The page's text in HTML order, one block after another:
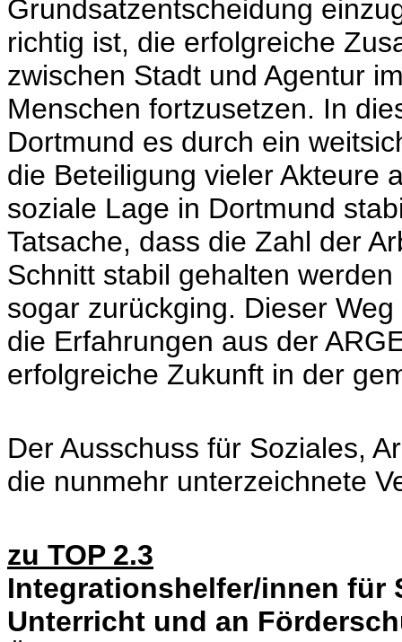
Grundsatzentscheidung
richtig ist, die erfolgreiche
zwischen Stadt und Agentur
Menschen fortzusetzen. In
Dortmund es durch ein
die Beteiligung vieler Akteure
soziale Lage in Dortmund
Tatsache, dass die Zahl der
Schnitt stabil gehalten
sogar zurückging. Dieser
die Erfahrungen aus der
erfolgreiche Zukunft in der
Der Ausschuss für Soziales,
die nunmehr unterzeichnete
zu TOP 2.3
Integrationshelfer/innen für
Unterricht und an